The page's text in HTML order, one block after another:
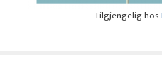
Tilgjengelig hos